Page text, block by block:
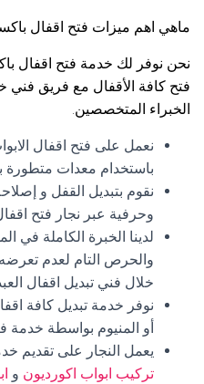
ماهي اهم ميزات فتح اقفال
نحن نوفر لك خدمة فتح اقفال
فتح كافة الأقفال مع فريق فني
الخبراء المتخصصين.
نعمل على فتح اقفال
باستخدام معدات متطورة
نقوم بتبديل القفل و
وحرفية عبر نجار فتح
لدينا الخبرة الكاملة في
والحرص التام لعدم
خلال فني تبديل اقفال
نوفر خدمة تبديل كافة
أو المنيوم بواسطة خدمة
يعمل النجار على تقديم
تركيب ابواب اكورديون و